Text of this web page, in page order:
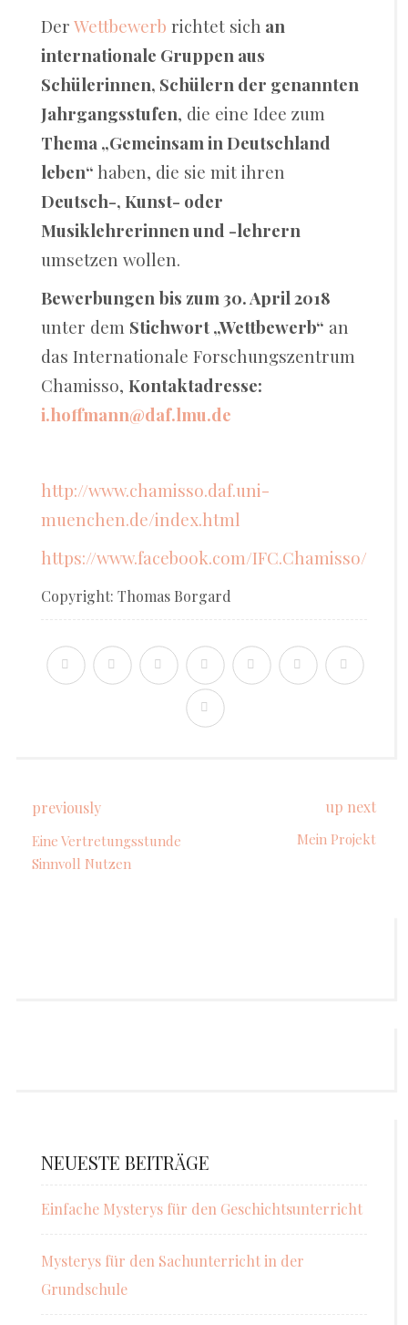
Der Wettbewerb richtet sich an
internationale Gruppen aus
Schülerinnen, Schülern der genannten
Jahrgangsstufen, die eine Idee zum
Thema „Gemeinsam in Deutschland
leben“ haben, die sie mit ihren
Deutsch-, Kunst- oder
Musiklehrerinnen und -lehrern
umsetzen wollen.
Bewerbungen bis zum 30. April 2018
unter dem Stichwort „Wettbewerb“ an
das Internationale Forschungszentrum
Chamisso, Kontaktadresse:
i.hoffmann@daf.lmu.de
http://www.chamisso.daf.uni-
muenchen.de/index.html
https://www.facebook.com/IFC.Chamisso/
Copyright: Thomas Borgard
previously
Eine Vertretungsstunde
Sinnvoll Nutzen
up next
Mein Projekt
NEUESTE BEITRÄGE
Einfache Mysterys für den Geschichtsunterricht
Mysterys für den Sachunterricht in der
Grundschule